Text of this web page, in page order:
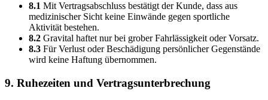
8.1 Mit Vertragsabschluss bestätigt der Kunde, dass aus
medizinischer Sicht keine Einwände gegen sportliche
Aktivität bestehen.
8.2 Gravital haftet nur bei grober Fahrlässigkeit oder Vorsatz.
8.3 Für Verlust oder Beschädigung persönlicher Gegenstände
wird keine Haftung übernommen.
9. Ruhezeiten und Vertragsunterbrechung